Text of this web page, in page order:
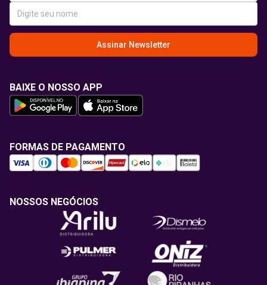
Assinar Newsletter
BAIXE O NOSSO APP
FORMAS DE PAGAMENTO
NOSSOS NEGÓCIOS